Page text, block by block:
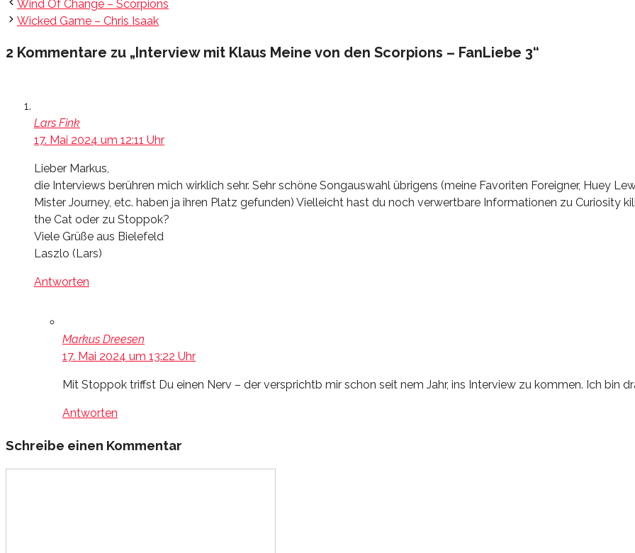
Wind Of Change – Scorpions
Wicked Game – Chris Isaak
2 Kommentare zu „Interview mit Klaus Meine von den Scorpions – FanLiebe 3“
Lars Fink
17. Mai 2024 um 12:11 Uhr
Lieber Markus,
die Interviews berühren mich wirklich sehr. Sehr schöne Songauswahl übrigens (meine Favoriten Foreigner, Huey
Mister Journey, etc. haben ja ihren Platz gefunden) Vielleicht hast du noch verwertbare Informationen zu Curiosity
the Cat oder zu Stoppok?
Viele Grüße aus Bielefeld
Laszlo (Lars)
Antworten
Markus Dreesen
17. Mai 2024 um 13:22 Uhr
Mit Stoppok triffst Du einen Nerv – der versprichtb mir schon seit nem Jahr, ins Interview zu kommen. Ich bin
Antworten
Schreibe einen Kommentar